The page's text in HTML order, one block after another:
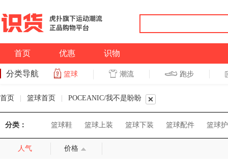
首页 优惠 识物
分类导航 篮球 潮流 跑步
首页 篮球首页 POCEANIC/我不是盼盼
分类： 篮球鞋 篮球上装 篮球下装 篮球配件 篮球
人气 价格